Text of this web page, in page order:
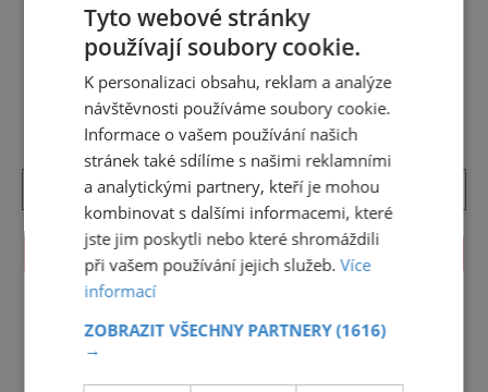
poměrně konkrétní představu o namáhavé
práci tehdejších horníků. [gallery
ids="91631,91630,91632,91633,91634,91635,9
KALENDÁŘ AKCÍ
28 29 30 31 1
4 5 6 7 8
Tyto webové stránky
používají soubory cookie.
K personalizaci obsahu, reklam a analýze
návštěvnosti používáme soubory cookie.
Informace o vašem používání našich
stránek také sdílíme s našimi reklamními
a analytickými partnery, kteří je mohou
kombinovat s dalšími informacemi, které
jste jim poskytli nebo které shromáždili
při vašem používání jejich služeb.Více
informací
ZOBRAZIT VŠECHNY PARTNERY(1616)
→